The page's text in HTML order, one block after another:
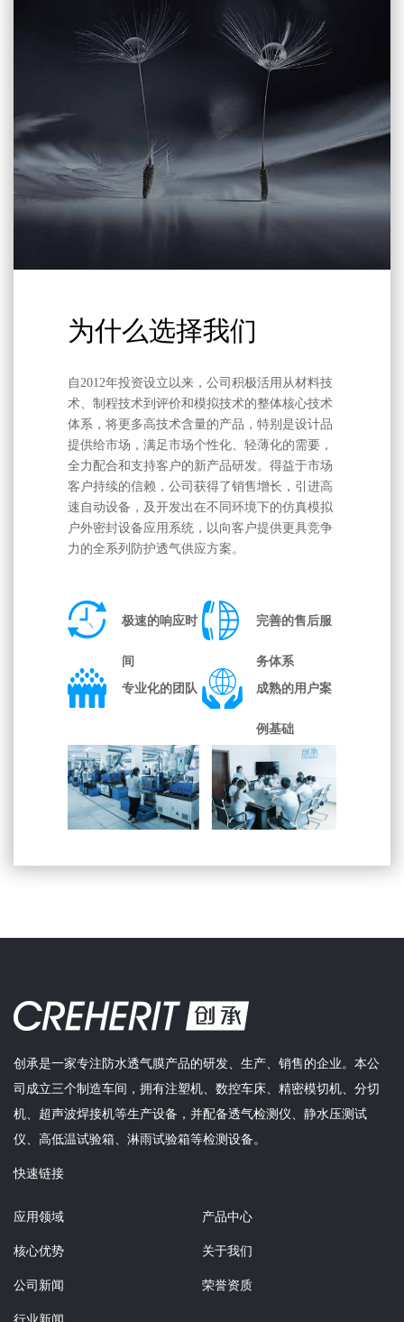
为什么选择我们
自2012年投资设立以来，公司积极活用从材料技
术、制程技术到评价和模拟技术的整体核心技术
体系，将更多高技术含量的产品，特别是设计品
提供给市场，满足市场个性化、轻薄化的需要，
全力配合和支持客户的新产品研发。得益于市场
客户持续的信赖，公司获得了销售增长，引进高
速自动设备，及开发出在不同环境下的仿真模拟
户外密封设备应用系统，以向客户提供更具竞争
力的全系列防护透气供应方案。
极速的响应时
间
完善的售后服
务体系
专业化的团队
成熟的用户案
例基础
创承是一家专注防水透气膜产品的研发、生产、销售的企业。本公
司成立三个制造车间，拥有注塑机、数控车床、精密模切机、分切
机、超声波焊接机等生产设备，并配备透气检测仪、静水压测试
仪、高低温试验箱、淋雨试验箱等检测设备。
快速链接
应用领域 产品中心
核心优势 关于我们
公司新闻 荣誉资质